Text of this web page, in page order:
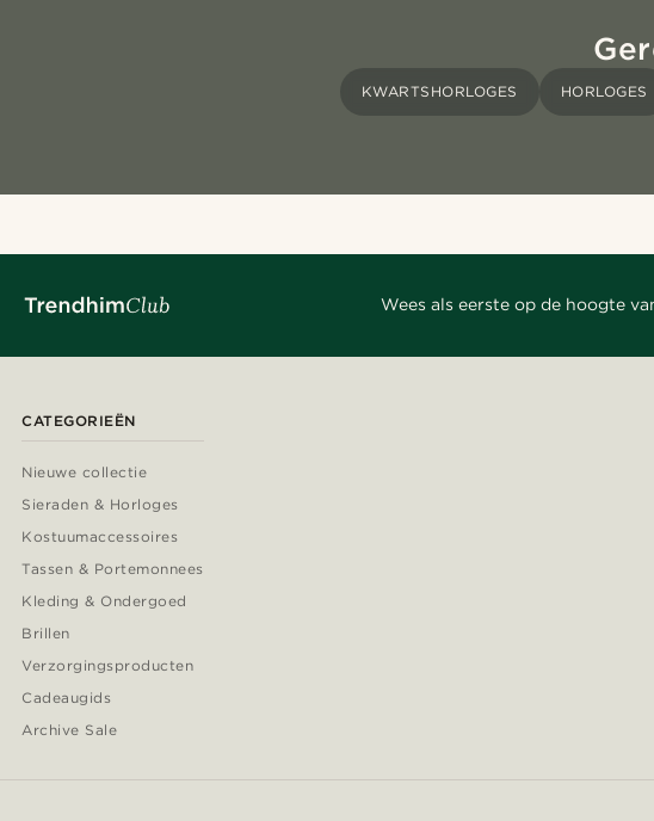
KWARTSHORLOGES HORLOGES
Wees als eerste op de hoogte
CATEGORIEËN
Nieuwe collectie
Sieraden & Horloges
Kostuumaccessoires
Tassen & Portemonnees
Kleding & Ondergoed
Brillen
Verzorgingsproducten
Cadeaugids
Archive Sale